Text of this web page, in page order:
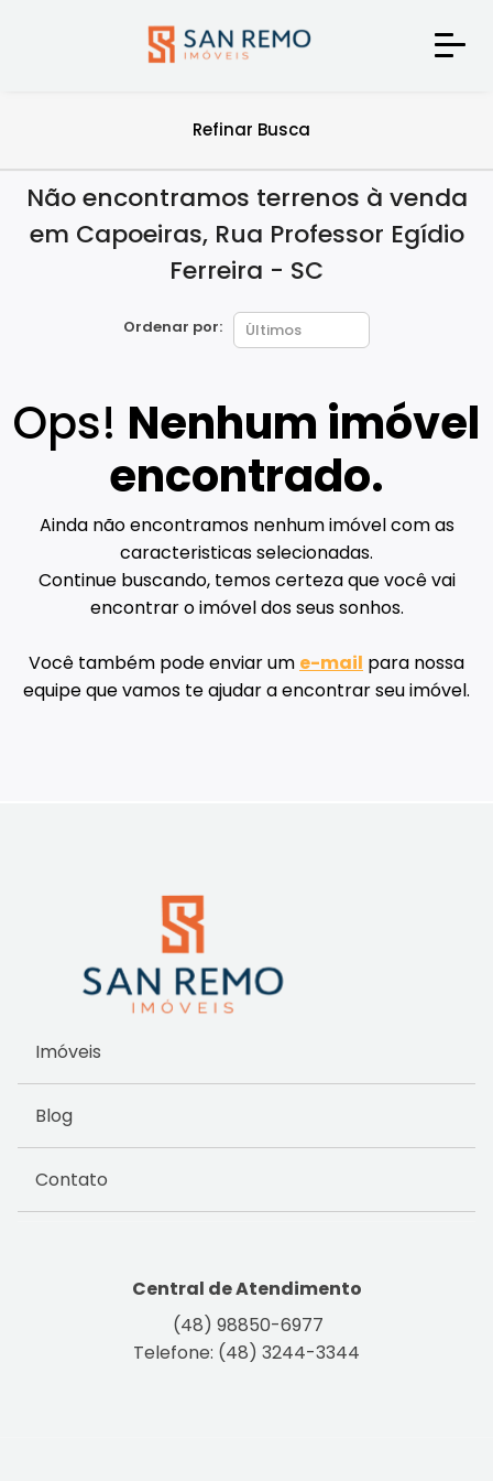
Refinar Busca
Não encontramos terrenos à venda
em Capoeiras, Rua Professor Egídio
Ferreira - SC
Ordenar por:
Ops! Nenhum imóvel
encontrado.
Ainda não encontramos nenhum imóvel com as
caracteristicas selecionadas.
Continue buscando, temos certeza que você vai
encontrar o imóvel dos seus sonhos.
Você também pode enviar um e-mail para nossa
equipe que vamos te ajudar a encontrar seu imóvel.
Imóveis
Blog
Contato
Central de Atendimento
(48) 98850-6977
Telefone: (48) 3244-3344